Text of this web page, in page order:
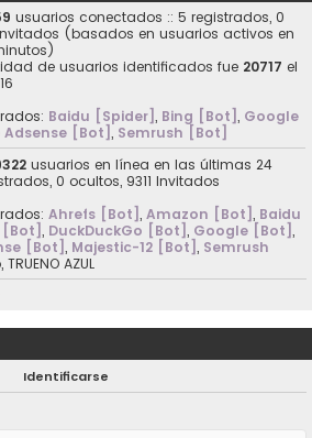
usuarios conectados :: 5 registrados, 0
(basados en usuarios activos en
de usuarios identificados fue 20717 el
Baidu [Spider], Bing [Bot], Google
Adsense [Bot], Semrush [Bot]
usuarios en línea en las últimas 24
0 ocultos, 9311 Invitados
Ahrefs [Bot], Amazon [Bot], Baidu
[Bot], DuckDuckGo [Bot], Google [Bot],
[Bot], Majestic-12 [Bot], Semrush
, TRUENO AZUL
Identificarse